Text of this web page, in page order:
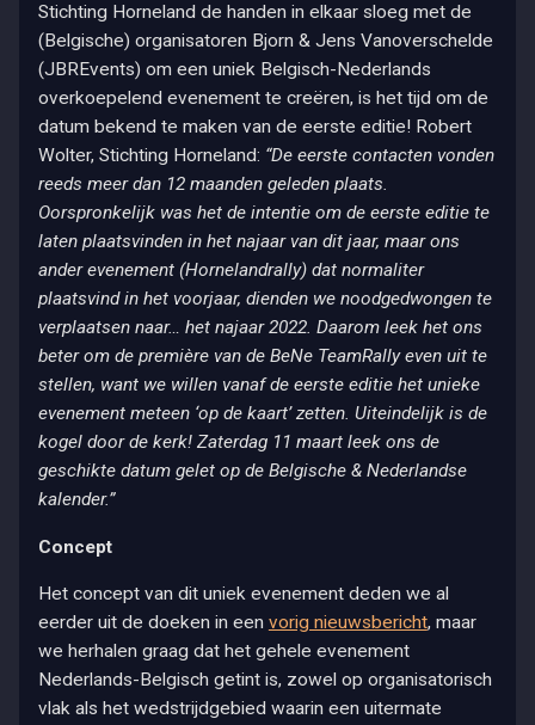
Stichting Horneland de handen in elkaar sloeg met de
(Belgische) organisatoren Bjorn & Jens Vanoverschelde
(JBREvents) om een uniek Belgisch-Nederlands
overkoepelend evenement te creëren, is het tijd om de
datum bekend te maken van de eerste editie! Robert
Wolter, Stichting Horneland: “De eerste contacten vonden
reeds meer dan 12 maanden geleden plaats.
Oorspronkelijk was het de intentie om de eerste editie te
laten plaatsvinden in het najaar van dit jaar, maar ons
ander evenement (Hornelandrally) dat normaliter
plaatsvind in het voorjaar, dienden we noodgedwongen te
verplaatsen naar… het najaar 2022. Daarom leek het ons
beter om de première van de BeNe TeamRally even uit te
stellen, want we willen vanaf de eerste editie het unieke
evenement meteen ‘op de kaart’ zetten. Uiteindelijk is de
kogel door de kerk! Zaterdag 11 maart leek ons de
geschikte datum gelet op de Belgische & Nederlandse
kalender.”
Concept
Het concept van dit uniek evenement deden we al
eerder uit de doeken in een vorig nieuwsbericht, maar
we herhalen graag dat het gehele evenement
Nederlands-Belgisch getint is, zowel op organisatorisch
vlak als het wedstrijdgebied waarin een uitermate